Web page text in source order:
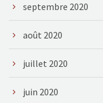
septembre 2020
août 2020
juillet 2020
juin 2020